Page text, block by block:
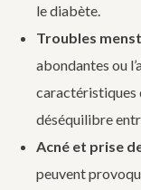
le diabète.
Troubles
abondantes ou
caractéristiques
déséquilibre
Acné et prise
peuvent